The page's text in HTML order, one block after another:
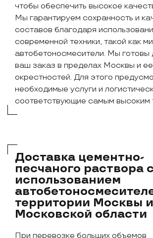
чтобы обеспечить высокое
Мы гарантируем сохранность и
составов благодаря
современной техники, такой как
автобетоносмесители. Мы готовы
ваш заказ в пределах Москвы и ее
окрестностей. Для этого
необходимые услуги и
соответствующие самым высоким
Доставка цементно-
песчаного раствора с
использованием
территории Москвы и
Московской области
При перевозке больших объемов